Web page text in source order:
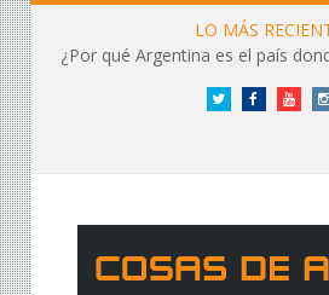
LO MÁS
¿Por qué Argentina es el país
Twitter Facebook